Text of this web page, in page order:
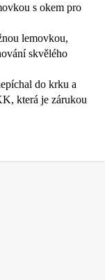
s okem pro
lemovkou,
skvělého
do krku a
která je zárukou